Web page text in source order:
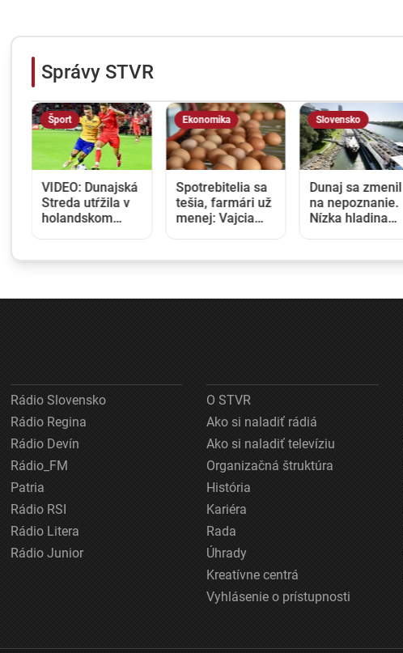
Správy STVR
Šport
VIDEO: Dunajská
Streda utŕžila v
holandskom
odvete sa bude
Ekonomika
Spotrebitelia sa
tešia, farmári už
menej: Vajcia
minimum
Slovensko
Dunaj sa zmenil
na nepoznanie.
Nízka hladina
na prepravu
Rádio Slovensko
Rádio Regina
Rádio Devín
Rádio_FM
Patria
Rádio RSI
Rádio Litera
Rádio Junior
O STVR
Ako si naladiť rádiá
Ako si naladiť televíziu
Organizačná štruktúra
História
Kariéra
Rada
Úhrady
Kreatívne centrá
Vyhlásenie o prístupnosti